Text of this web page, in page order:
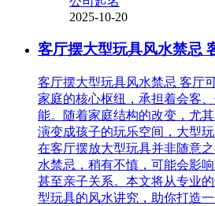
2025-10-20
客厅摆大型玩具风水禁忌
客厅摆大型玩具风水禁忌 客厅
家庭的核心枢纽，承担着会客
能。随着家庭结构的改变，尤
演变成孩子的玩乐空间，大型
在客厅摆放大型玩具并非随意
水禁忌，稍有不慎，可能会影
甚至亲子关系。本文将从专业
型玩具的风水讲究，助你打造